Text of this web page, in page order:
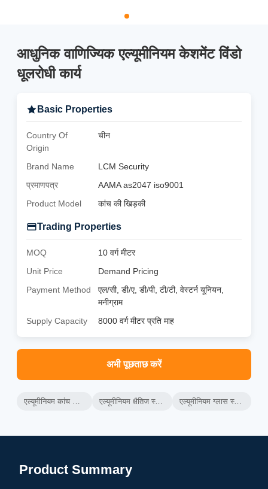
आधुनिक वाणिज्यिक एल्यूमीनियम केशमेंट विंडो
धूलरोधी कार्य
Basic Properties
Country Of
Origin
चीन
Brand Name
LCM Security
प्रमाणपत्र
AAMA as2047 iso9001
Product Model
कांच की खिड़की
Trading Properties
MOQ
10 वर्ग मीटर
Unit Price
Demand Pricing
Payment Method
एल/सी, डी/ए, डी/पी, टी/टी, वेस्टर्न यूनियन,
मनीग्राम
Supply Capacity
8000 वर्ग मीटर प्रति माह
अभी पूछताछ करें
एल्यूमीनियम कांच की खिड़कियां एल्यूमीनियम क्षैतिज स्लाइडिंग विंडो एल्यूमीनियम ग्लास स्लाइडिंग विंडो
Product Summary